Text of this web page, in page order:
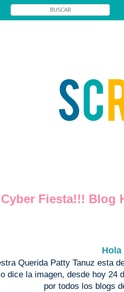
Cyber Fiesta!!! Blog
Hola
Querida Patty Tanuz esta
dice la imagen, desde hoy 24
por todos los blogs